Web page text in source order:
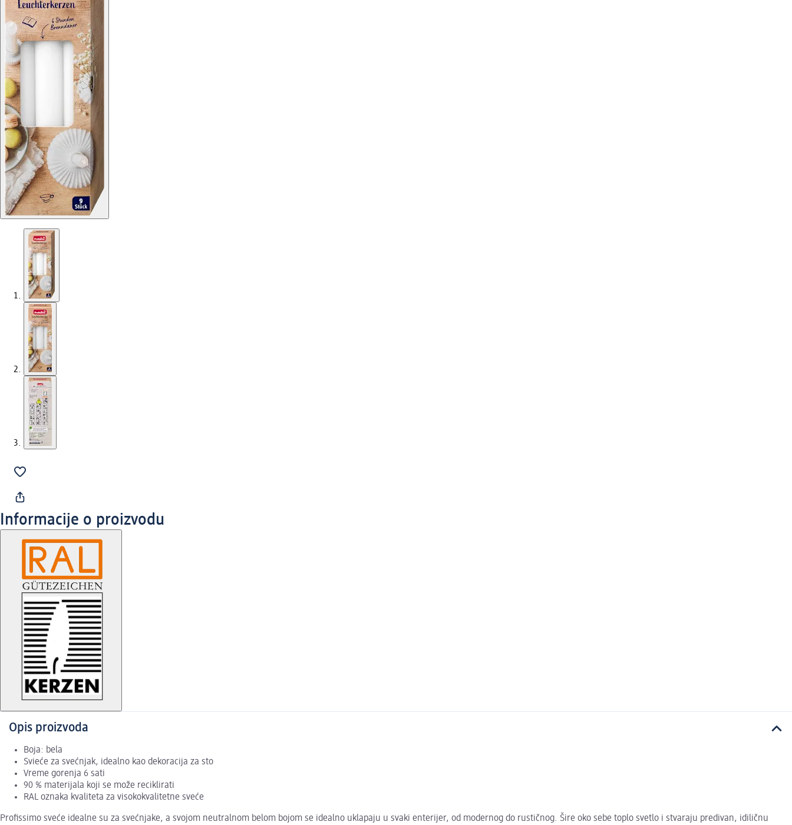
Informacije o proizvodu
Opis proizvoda
Boja: bela
Svieće za svećnjak, idealno kao dekoracija za sto
Vreme gorenja 6 sati
90 % materijala koji se može reciklirati
RAL oznaka kvaliteta za visokokvalitetne sveće
Profissimo sveće idealne su za svećnjake, a svojom neutralnom belom bojom se idealno uklapaju u svaki enterijer, od modernog do rustičnog. Šire oko sebe toplo svetlo i stvaraju predivan, idiličnu